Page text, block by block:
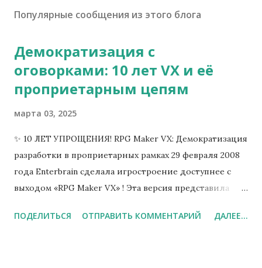
Популярные сообщения из этого блога
Демократизация с
оговорками: 10 лет VX и её
проприетарным цепям
марта 03, 2025
✨ 10 ЛЕТ УПРОЩЕНИЯ! RPG Maker VX: Демократизация
разработки в проприетарных рамках 29 февраля 2008
года Enterbrain сделала игростроение доступнее с
выходом «RPG Maker VX» ! Эта версия представила
событий "Drag-and-Drop", снизив порог входа для
ПОДЕЛИТЬСЯ ОТПРАВИТЬ КОММЕНТАРИЙ ДАЛЕЕ...